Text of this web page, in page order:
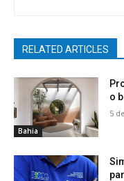
RELATED ARTICLES
Bahia
o
5